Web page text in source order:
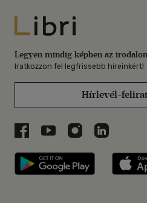
Libri
Legyen mindig képben az
Iratkozzon fel legfrissebb híreinkért!
Hírlevél-
Libri a Facebookon
Libri a Youtube-on
Libri azLibri a
Libri